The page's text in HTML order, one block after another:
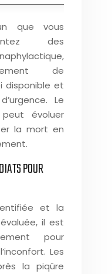
que vous
des
de
disponible et
Le
évoluer
la mort en
POUR
et la
il est
pour
Les
la piqûre